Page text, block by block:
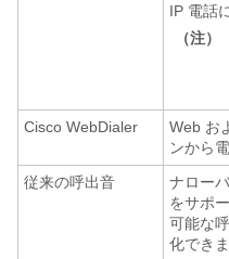
IP 電話
（注）
Cisco WebDialer
Web お
ンから
従来の呼出音
ナロー
をサポ
可能な
化できま